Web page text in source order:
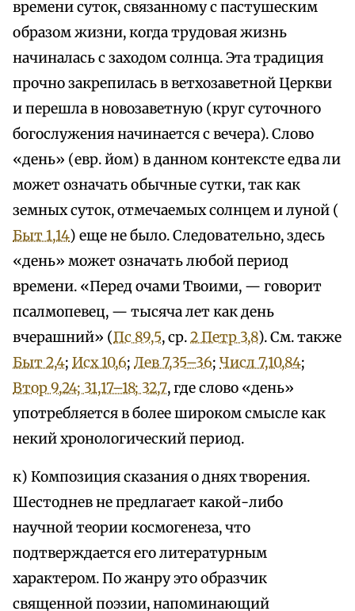
времени суток, связанному с пастушеским
образом жизни, когда трудовая жизнь
начиналась с заходом солнца. Эта традиция
прочно закрепилась в ветхозаветной Церкви
и перешла в новозаветную (круг суточного
богослужения начинается с вечера). Слово
«день» (евр. йом) в данном контексте едва ли
может означать обычные сутки, так как
земных суток, отмечаемых солнцем и луной (
Быт 1,14) еще не было. Следовательно, здесь
«день» может означать любой период
времени. «Перед очами Твоими, — говорит
псалмопевец, — тысяча лет как день
вчерашний» (Пс 89,5, ср.2 Петр 3,8). См. также
Быт 2,4; Исх 10,6; Лев 7,35–36; Числ 7,10,84;
Втор 9,24; 31,17–18; 32,7, где слово «день»
употребляется в более широком смысле как
некий хронологический период.
к) Композиция сказания о днях творения.
Шестоднев не предлагает какой-либо
научной теории космогенеза, что
подтверждается его литературным
характером. По жанру это образчик
священной поэзии, напоминающий